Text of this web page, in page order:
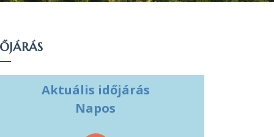
Aktuális időjárás
Napos